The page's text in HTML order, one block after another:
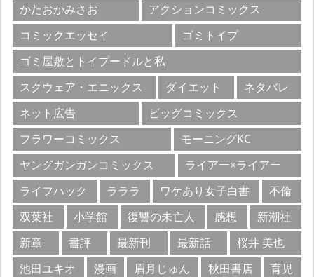
かたおかみさお
アクションコミックス
コミックエッセイ
ゴミトイプ
ゴミ屋敷とトイプードルと私
スクウェア・エニックス
ダイエット
ネタバレ
ネット広告
ビッグコミックス
フラワーコミックス
モーニングKC
ヤングガンガンコミックス
ライアー×ライアー
ライフハック
ラララ ワケあり女子白書
不倫
双葉社
小学館 復讐の未亡人 感想
新潮社
新章
書評 最新刊 最新話
桜井 美也
池田ユキオ
漫画 眉月じゅん 秋田書店
育児